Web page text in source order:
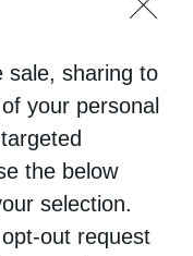
sale, sharing to
your personal
the below
selection.
out request